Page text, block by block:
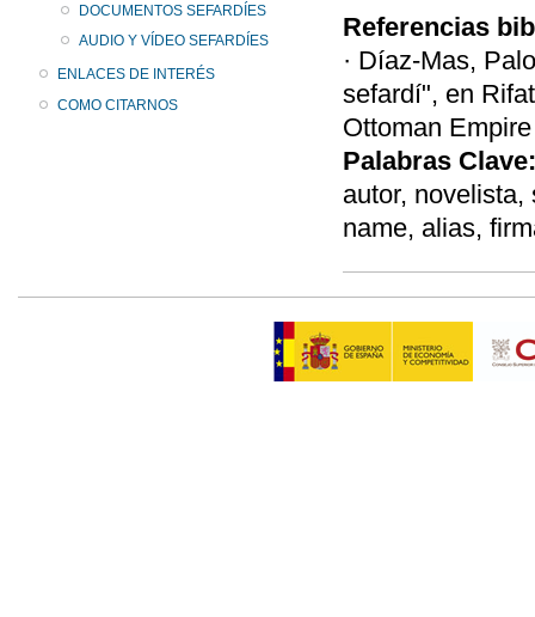
DOCUMENTOS SEFARDÍES
AUDIO Y VÍDEO SEFARDÍES
ENLACES DE INTERÉS
COMO CITARNOS
Referencias
· Díaz-Mas,
sefardí", en
Ottoman
Palabras Clave:
autor,
name, alias,